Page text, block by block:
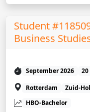
Student
Business
September 2026
Rotterdam
Zuid-
HBO-Bachelor